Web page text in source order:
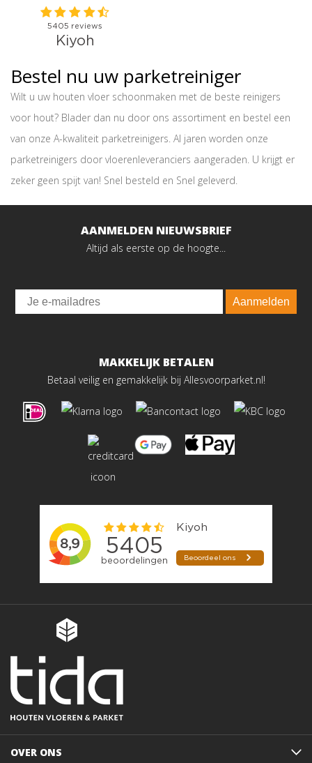
Bestel nu uw parketreiniger
Wilt u uw houten vloer schoonmaken met de beste reinigers
voor hout? Blader dan nu door ons assortiment en bestel een
van onze A-kwaliteit parketreinigers. Al jaren worden onze
parketreinigers door vloerenleveranciers aangeraden. U krijgt er
zeker geen spijt van! Snel besteld en Snel geleverd.
AANMELDEN NIEUWSBRIEF
Altijd als eerste op de hoogte...
Email
Aanmelden
MAKKELIJK BETALEN
Betaal veilig en gemakkelijk bij Allesvoorparket.nl!
OVER ONS